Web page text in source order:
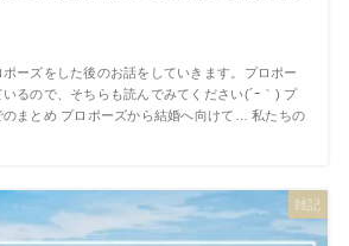
ーズをした後のお話をしていきます。プロポー
るので、そちらも読んでみてください(´ｰ｀) プ
のまとめ プロポーズから結婚へ向けて… 私たちの
雑記